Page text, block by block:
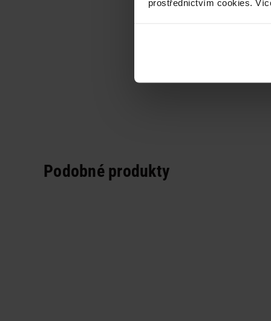
prostřednictvím cookies.
Podobné produkty